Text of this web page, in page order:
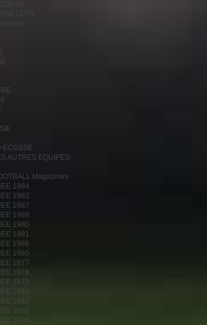
ECOSSE
AUTRES EQUIPES
Magazines
1984
1983
1987
1988
1980
1981
1986
1985
1977
1978
1979
1991
1992
1993
1994